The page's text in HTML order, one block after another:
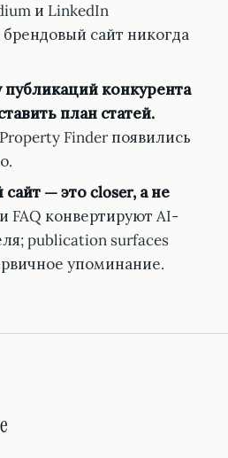
и LinkedIn
сайт никогда
публикаций конкурента
план статей.
Finder появились
— это closer, а не
FAQ конвертируют AI-
publication surfaces
упоминание.